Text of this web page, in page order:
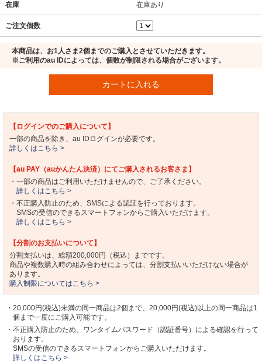
在庫 在庫あり
ご注文個数
本商品は、お1人さま2個までのご購入とさせていただきます。
※ご利用のau IDによっては、個数が制限される場合がございます。
カートに入れる
【ログインでのご購入について】
一部の商品を除き、au IDログインが必要です。
詳しくはこちら >
【au PAY（auかんたん決済）にてご購入されるお客さま】
・一部の商品はご利用いただけませんので、ご了承ください。
詳しくはこちら >
・不正購入防止のため、SMSによる認証を行っております。
SMSの受信のできるスマートフォンからご購入いただけます。
詳しくはこちら >
【分割のお支払いについて】
分割支払いは、総額200,000円（税込）までです。
商品や複数購入時の組み合わせによっては、分割支払いいただけない場合が
あります。
購入制限についてはこちら >
・20,000円(税込)未満の同一商品は2個まで、20,000円(税込)以上の同一商品は1
個まで一度にご購入可能です。
・不正購入防止のため、ワンタイムパスワード（認証番号）による確認を行って
おります。
SMSの受信のできるスマートフォンからご購入いただけます。
詳しくはこちら >